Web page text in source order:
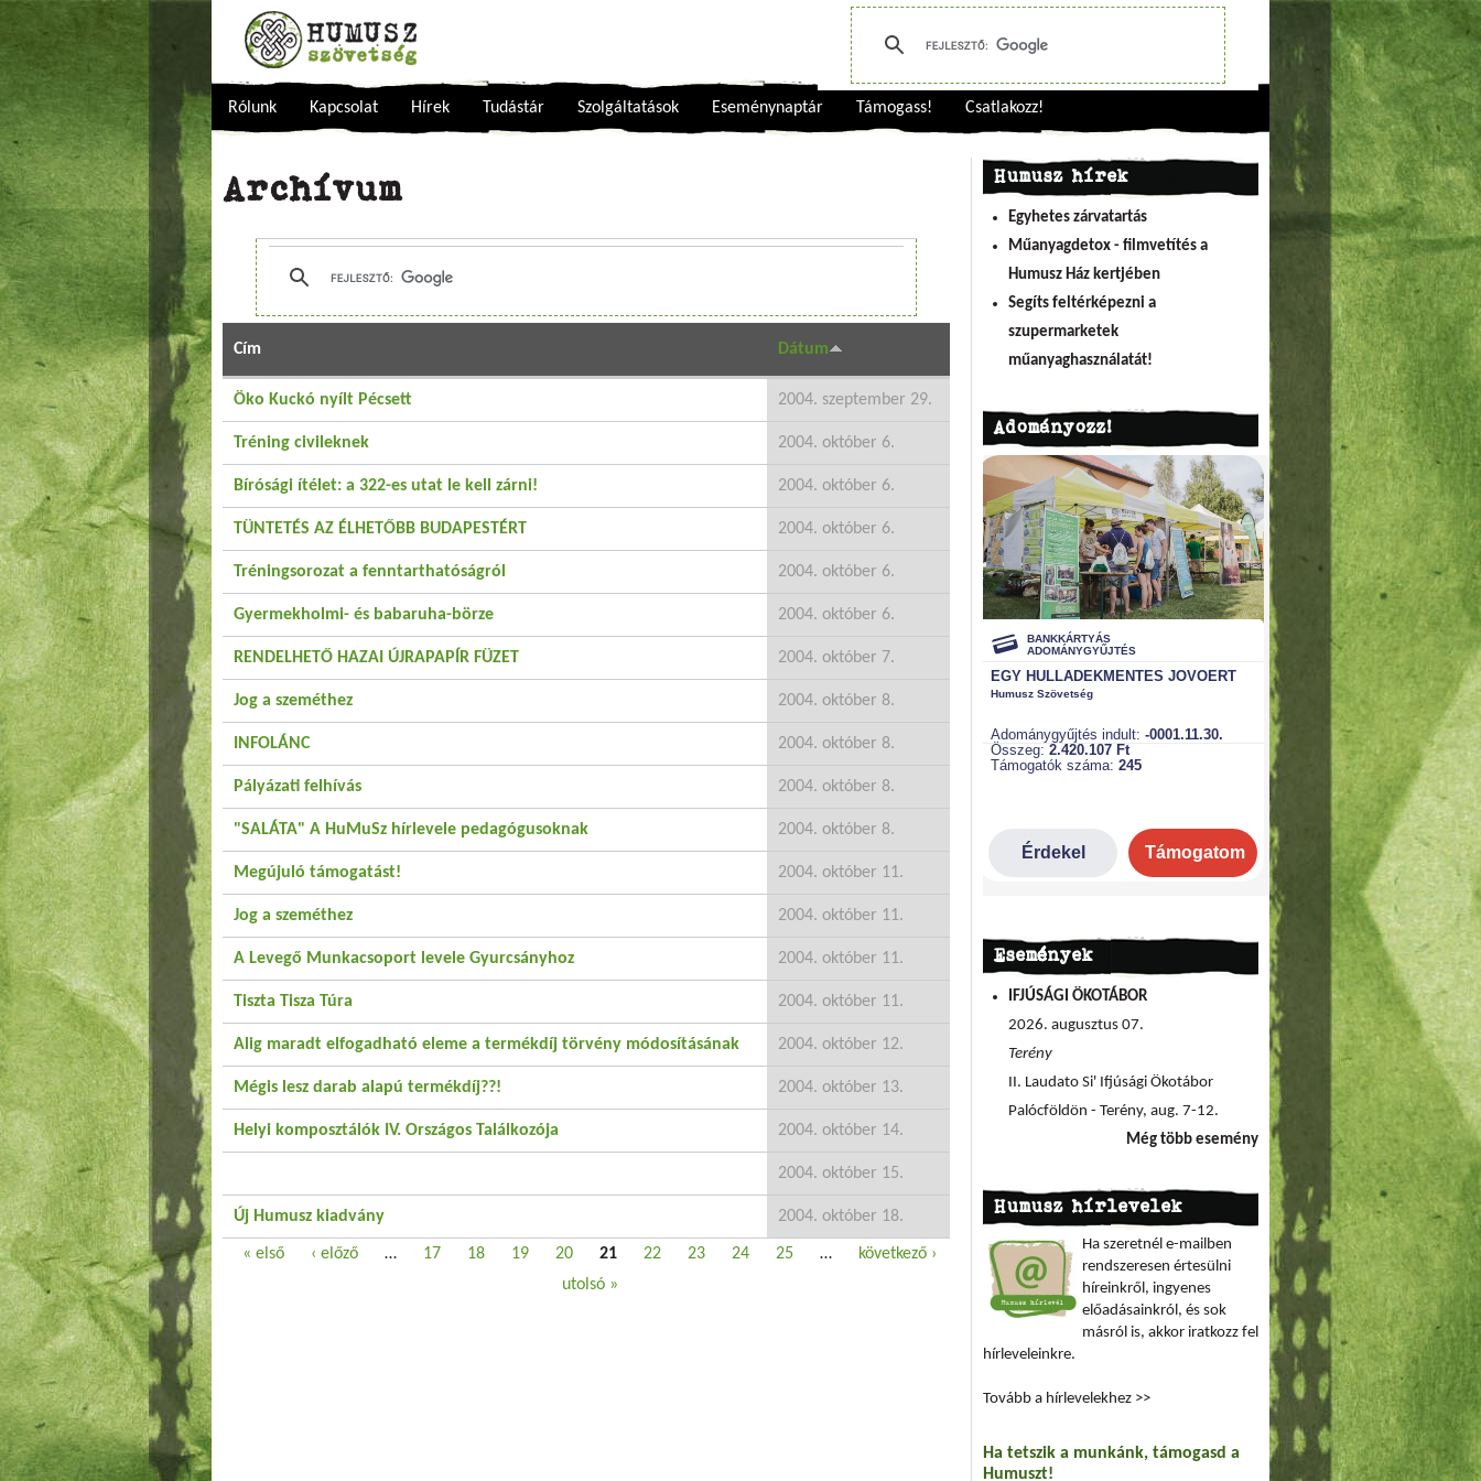
Rólunk Kapcsolat Hírek Tudástár Szolgáltatások Eseménynaptár Támogass! Csatlakozz!
Archívum
Cím Dátum
Öko Kuckó nyílt Pécsett 2004. szeptember 29.
Tréning civileknek 2004. október 6.
Bírósági ítélet: a 322-es utat le kell zárni! 2004. október 6.
TÜNTETÉS AZ ÉLHETŐBB BUDAPESTÉRT 2004. október 6.
Tréningsorozat a fenntarthatóságról 2004. október 6.
Gyermekholmi- és babaruha-börze 2004. október 6.
RENDELHETŐ HAZAI ÚJRAPAPÍR FÜZET 2004. október 7.
Jog a szeméthez 2004. október 8.
INFOLÁNC 2004. október 8.
Pályázati felhívás 2004. október 8.
"SALÁTA" A HuMuSz hírlevele pedagógusoknak 2004. október 8.
Megújuló támogatást! 2004. október 11.
Jog a szeméthez 2004. október 11.
A Levegő Munkacsoport levele Gyurcsányhoz 2004. október 11.
Tiszta Tisza Túra 2004. október 11.
Alig maradt elfogadható eleme a termékdíj törvény módosításának 2004. október 12.
Mégis lesz darab alapú termékdíj??! 2004. október 13.
Helyi komposztálók IV. Országos Találkozója 2004. október 14.
2004. október 15.
Új Humusz kiadvány 2004. október 18.
Oldalak
« első ‹ előző … 17 18 19 20 21 22 23 24 25 …
következő ›
utolsó »
Humusz hírek
Egyhetes zárvatartás
Műanyagdetox - filmvetítés a
Humusz Ház kertjében
Segíts feltérképezni a
szupermarketek
műanyaghasználatát!
Adományozz!
Események
IFJÚSÁGI ÖKOTÁBOR
2026. augusztus 07.
Terény
II. Laudato Si' Ifjúsági Ökotábor
Palócföldön - Terény, aug. 7-12.
Még több esemény
Humusz hírlevelek
Ha szeretnél e-mailben
rendszeresen értesülni
híreinkről, ingyenes
előadásainkról, és sok
másról is, akkor iratkozz fel
hírleveleinkre.
Tovább a hírlevelekhez >>
Ha tetszik a munkánk, támogasd a
Humuszt!